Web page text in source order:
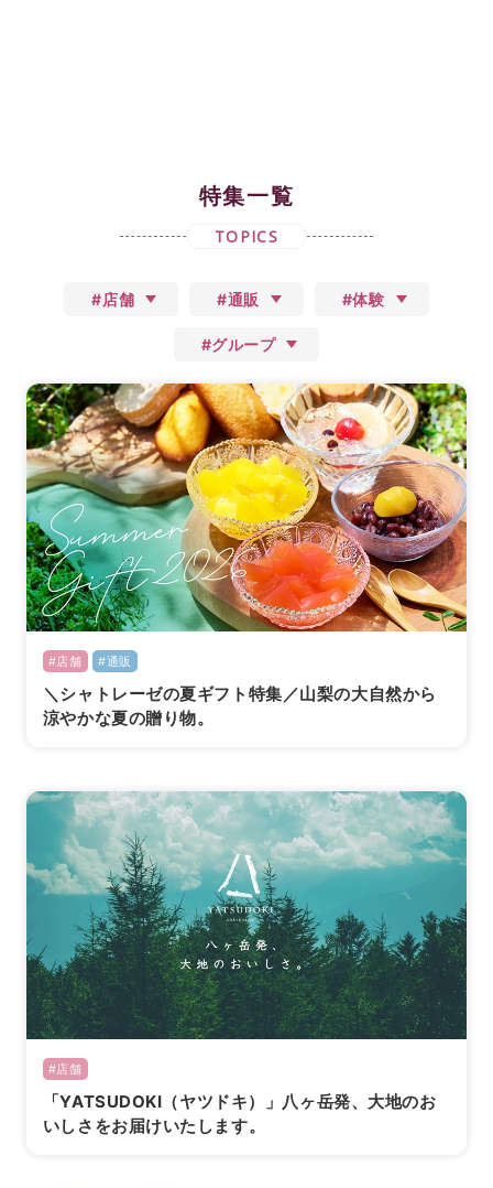
特集一覧
TOPICS
#店舗 #通販 #体験
#グループ
#店舗 #通販
＼シャトレーゼの夏ギフト特集／山梨の大自然から
涼やかな夏の贈り物。
#店舗
「YATSUDOKI（ヤツドキ）」八ヶ岳発、大地のお
いしさをお届けいたします。